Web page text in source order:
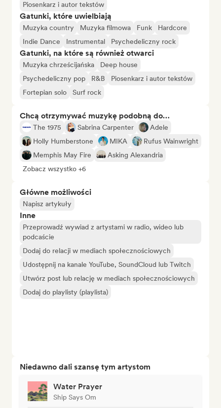
Piosenkarz i autor tekstów
Gatunki, które uwielbiają
Muzyka country Muzyka filmowa Funk
Hardcore
Indie Dance
Instrumental Psychedeliczny rock
Gatunki, na które są również otwarci
Muzyka chrześcijańska
Deep house
Psychedeliczny pop
R&B
Piosenkarz i autor tekstów
Fortepian solo
Surf rock
Chcą otrzymywać muzykę podobną do…
The 1975 Sabrina Carpenter
Adele
Holly Humberstone
MIKA
Rufus Wainwright
Memphis May Fire
Asking Alexandria
Zobacz wszystko +6
Główne możliwości
Napisz artykuły
Inne
Przeprowadź wywiad z artystami w radio, wideo lub
podcaście
Dodaj do relacji w mediach społecznościowych
Udostępnij na kanale YouTube, SoundCloud lub Twitch
Utwórz post lub relację w mediach społecznościowych
Dodaj do playlisty (playlista)
Niedawno dali szansę tym artystom
Water Prayer
Ship Says Om